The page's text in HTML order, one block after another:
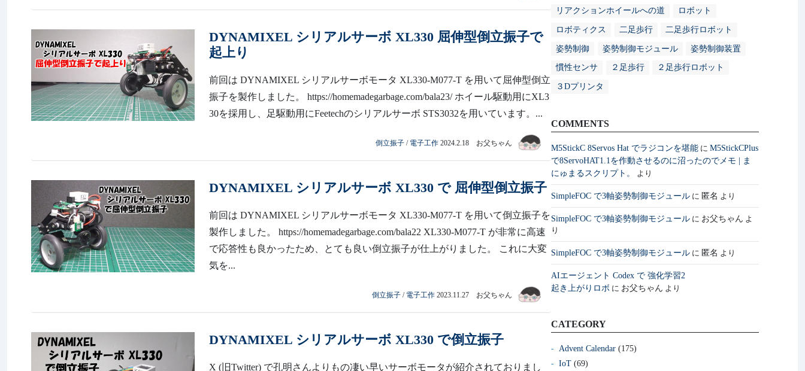
DYNAMIXEL シリアルサーボ XL330 屈伸型倒立振子で
起上り
前回は DYNAMIXEL シリアルサーボモータ XL330-M077-T を用いて屈伸型倒立
振子を製作しました。 https://homemadegarbage.com/bala23/ ホイール駆動用にXL3
30を採用し、足駆動用にFeetechのシリアルサーボ STS3032を用いています。...
倒立振子 / 電子工作 2024.2.18 お父ちゃん
DYNAMIXEL シリアルサーボ XL330 で 屈伸型倒立振子
前回は DYNAMIXEL シリアルサーボモータ XL330-M077-T を用いて倒立振子を
製作しました。 https://homemadegarbage.com/bala22 XL330-M077-T が非常に高速
で応答性も良かったため、とても良い倒立振子が仕上がりました。 これに大変
気を...
倒立振子 / 電子工作 2023.11.27 お父ちゃん
DYNAMIXEL シリアルサーボ XL330 で倒立振子
X (旧Twitter) で孔明さんよりもの凄い早いサーボモータが紹介されておりまし
リアクションホイールへの道 ロボット
ロボティクス 二足歩行 二足歩行ロボット
姿勢制御 姿勢制御モジュール 姿勢制御装置
慣性センサ ２足歩行 ２足歩行ロボット
３Dプリンタ
COMMENTS
M5StickC 8Servos Hat でラジコンを堪能 に M5StickCPlus
で8ServoHAT1.1を作動させるのに沼ったのでメモ | ま
にゅまるスクリプト。
より
SimpleFOC で3軸姿勢制御モジュール に 匿名 より
SimpleFOC で3軸姿勢制御モジュール に お父ちゃん よ
り
SimpleFOC で3軸姿勢制御モジュール に 匿名 より
AIエージェント Codex で 強化学習2
起き上がりロボ に お父ちゃん より
CATEGORY
Advent Calendar (175)
IoT (69)